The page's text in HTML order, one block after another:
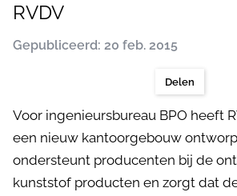
RVDV
Gepubliceerd: 20 feb. 2015
Delen
Voor ingenieursbureau BPO heeft
een nieuw kantoorgebouw
ondersteunt producenten bij de
kunststof producten en zorgt dat